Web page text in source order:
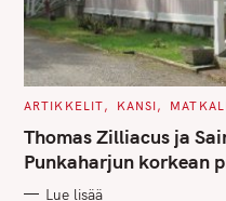
C
T
E
G
O
I
ARTIKKELIT KANSI
Thomas Zilliacus ja
Punkaharjun korkean
Lue lisää